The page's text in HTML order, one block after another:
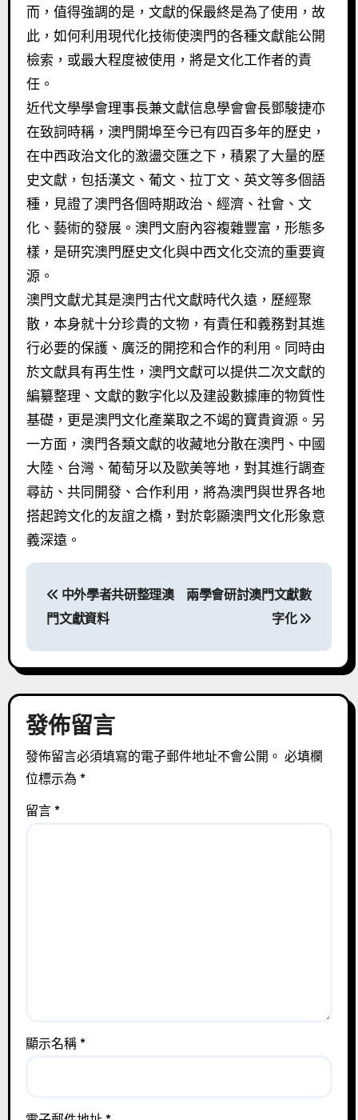
而，值得強調的是，文獻的保最終是為了使用，故
此，如何利用現代化技術使澳門的各種文獻能公開
檢索，或最大程度被使用，將是文化工作者的責
任。
近代文學學會理事長兼文獻信息學會會長鄧駿捷亦
在致詞時稱，澳門開埠至今已有四百多年的歷史，
在中西政治文化的激盪交匯之下，積累了大量的歷
史文獻，包括漢文、葡文、拉丁文、英文等多個語
種，見證了澳門各個時期政治、經濟、社會、文
化、藝術的發展。澳門文廚內容複雜豐富，形態多
樣，是研究澳門歷史文化與中西文化交流的重要資
源。
澳門文獻尤其是澳門古代文獻時代久遠，歷經聚
散，本身就十分珍貴的文物，有責任和義務對其進
行必要的保護、廣泛的開挖和合作的利用。同時由
於文獻具有再生性，澳門文獻可以提供二次文獻的
編纂整理、文獻的數字化以及建設數據庫的物質性
基礎，更是澳門文化產業取之不竭的寶貴資源。另
一方面，澳門各類文獻的收藏地分散在澳門、中國
大陸、台灣、葡萄牙以及歐美等地，對其進行調查
尋訪、共同開發、合作利用，將為澳門與世界各地
搭起跨文化的友誼之橋，對於彰顯澳門文化形象意
義深遠。
文
章
導
覽
中外學者共研整理澳
門文獻資料
兩學會研討澳門文獻數
字化
發佈留言
發佈留言必須填寫的電子郵件地址不會公開。 必填欄
位標示為 *
留言 *
顯示名稱 *